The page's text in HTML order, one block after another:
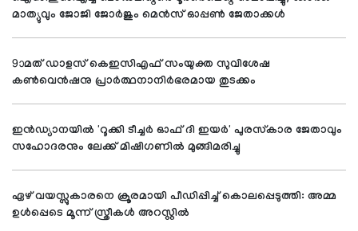
മാത്യുവും ജോജി ജോര്‍ജും മെന്‍സ് ഓപ്പണ്‍ ജേതാക്കള്‍
9ാമത് ഡാളസ് കെഇസിഎഫ് സംയുക്ത സുവിശേഷ
കണ്‍വെന്‍ഷനു പ്രാര്‍ത്ഥനാനിര്‍ഭരമായ തുടക്കം
ഇന്‍ഡ്യാനയില്‍ 'റൂക്കി ടീച്ചര്‍ ഓഫ് ദി ഇയര്‍' പുരസ്‌കാര ജേതാവും
സഹോദരനും ലേക്ക് മിഷിഗണില്‍ മുങ്ങിമരിച്ചു
ഏഴ് വയസ്സുകാരനെ ക്രൂരമായി പീഡിപ്പിച്ച് കൊലപ്പെടുത്തി: അമ്മ
ഉള്‍പ്പെടെ മൂന്ന് സ്ത്രീകള്‍ അറസ്റ്റില്‍